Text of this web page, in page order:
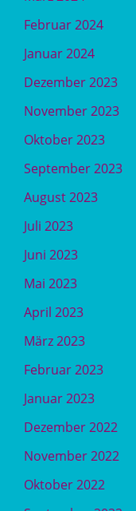
Februar 2024
Januar 2024
Dezember 2023
November 2023
Oktober 2023
September 2023
August 2023
Juli 2023
Juni 2023
Mai 2023
April 2023
März 2023
Februar 2023
Januar 2023
Dezember 2022
November 2022
Oktober 2022